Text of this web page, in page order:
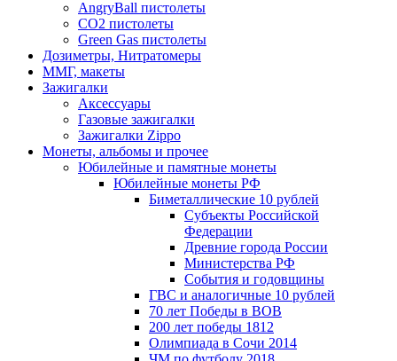
AngryBall пистолеты
CO2 пистолеты
Green Gas пистолеты
Дозиметры, Нитратомеры
ММГ, макеты
Зажигалки
Аксессуары
Газовые зажигалки
Зажигалки Zippo
Монеты, альбомы и прочее
Юбилейные и памятные монеты
Юбилейные монеты РФ
Биметаллические 10 рублей
Субъекты Российской
Федерации
Древние города России
Министерства РФ
События и годовщины
ГВС и аналогичные 10 рублей
70 лет Победы в ВОВ
200 лет победы 1812
Олимпиада в Сочи 2014